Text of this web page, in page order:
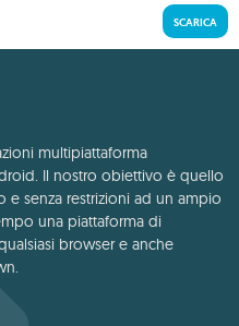
SCARICA
multipiattaforma
Il nostro obiettivo è quello
e senza restrizioni ad un ampio
una piattaforma di
browser e anche